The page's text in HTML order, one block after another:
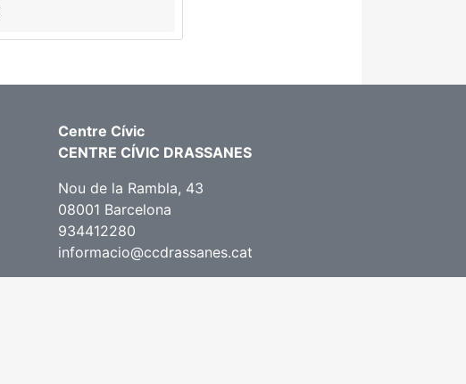
Centre Cívic
CENTRE CÍVIC DRASSANES
Nou de la Rambla, 43
08001 Barcelona
934412280
informacio@ccdrassanes.cat